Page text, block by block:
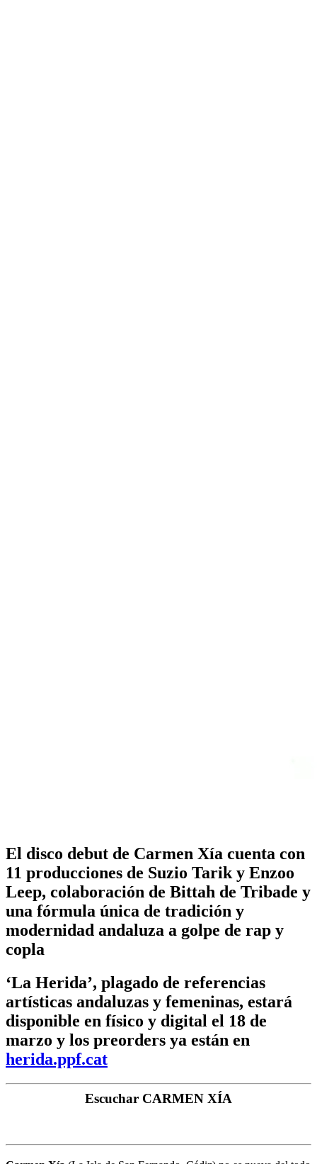
El disco debut de Carmen Xía cuenta con
11 producciones de Suzio Tarik y Enzoo
Leep, colaboración de Bittah de Tribade y
una fórmula única de tradición y
modernidad andaluza a golpe de rap y
copla
‘La Herida’, plagado de referencias
artísticas andaluzas y femeninas, estará
disponible en físico y digital el 18 de
marzo y los preorders ya están en
herida.ppf.cat
Escuchar CARMEN XÍA